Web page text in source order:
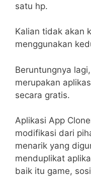
satu hp.
Kalian tidak akan
menggunakan
Beruntungnya
merupakan
secara gratis.
Aplikasi App
modifikasi dari
menarik yang
menduplikat
baik itu game,